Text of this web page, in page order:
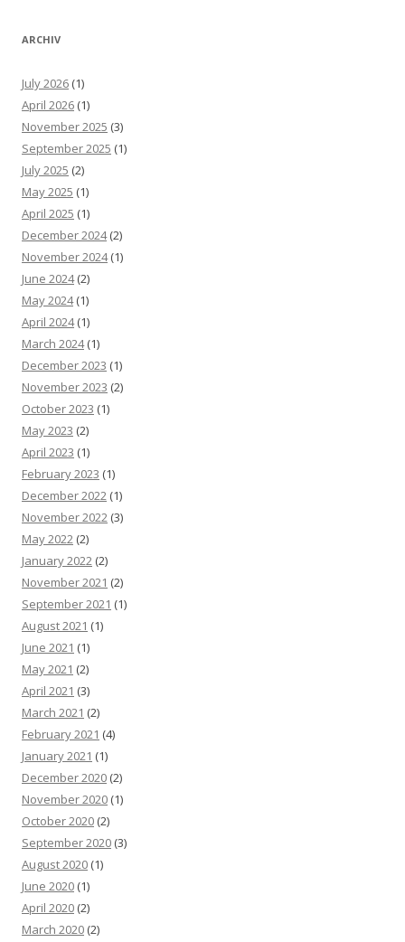
ARCHIV
July 2026 (1)
April 2026 (1)
November 2025 (3)
September 2025 (1)
July 2025 (2)
May 2025 (1)
April 2025 (1)
December 2024(2)
November 2024(1)
June 2024(2)
May 2024(1)
April 2024(1)
March 2024(1)
December 2023 (1)
November 2023 (2)
October 2023 (1)
May 2023 (2)
April 2023 (1)
February 2023 (1)
December 2022 (1)
November 2022 (3)
May 2022 (2)
January 2022 (2)
November 2021 (2)
September 2021 (1)
August 2021 (1)
June 2021 (1)
May 2021 (2)
April 2021 (3)
March 2021 (2)
February 2021 (4)
January 2021 (1)
December 2020 (2)
November 2020 (1)
October 2020 (2)
September 2020 (3)
August 2020 (1)
June 2020 (1)
April 2020 (2)
March 2020 (2)